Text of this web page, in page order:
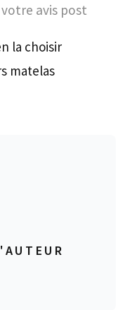
avis post
la choisir
matelas